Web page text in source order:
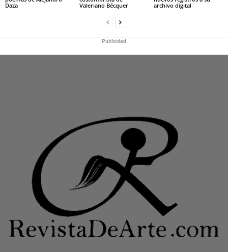
Daza
Valeriano Bécquer
archivo digital
Publicidad